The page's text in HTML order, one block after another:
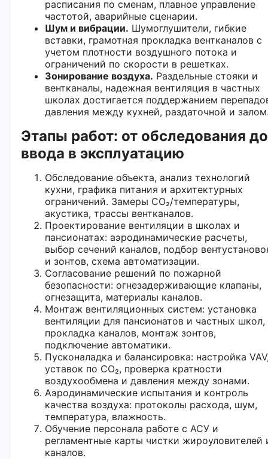
расписания по сменам, плавное управление
частотой, аварийные сценарии.
Шум и вибрации. Шумоглушители, гибкие
вставки, грамотная прокладка вентканалов с
учетом плотности воздушного потока и
ограничений по скорости в решетках.
Зонирование воздуха. Раздельные стояки и
вентканалы, надежная вентиляция в частных
школах достигается поддержанием
давления между кухней, раздаточной и
Этапы работ: от обследования до
ввода в эксплуатацию
Обследование объекта, анализ технологий
кухни, графика питания и архитектурных
ограничений. Замеры CO₂/температуры,
акустика, трассы вентканалов.
Проектирование вентиляции в школах и
пансионатах: аэродинамические расчеты,
выбор сечений каналов, подбор
и зонтов, схема автоматизации.
Согласование решений по пожарной
безопасности: огнезадерживающие клапаны,
огнезащита, материалы каналов.
Монтаж вентиляционных систем: установка
вентиляции для пансионатов и частных школ,
прокладка каналов, монтаж зонтов,
подключение автоматики.
Пусконаладка и балансировка: настройка
уставок по CO₂, проверка кратности
воздухообмена и давления между зонами.
Аэродинамические испытания и контроль
качества воздуха: протоколы расхода, шум,
температура, влажность.
Обучение персонала работе с АСУ и
регламентные карты чистки жироуловителей
каналов.